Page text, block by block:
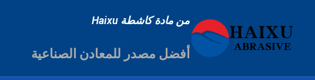
من مادة كاشطة Haixu
أفضل مصدر للمعادن الصناعية